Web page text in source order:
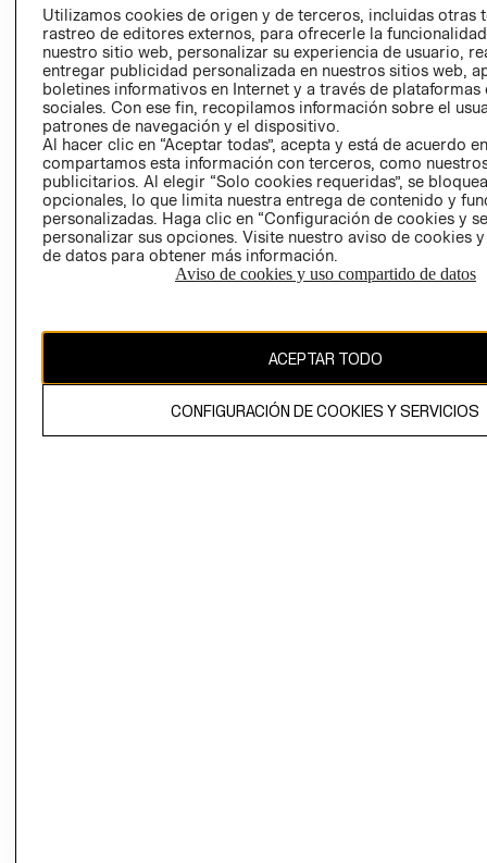
AVISO DE
PRIVACIDAD
GIFT CARD
AVISO DE
COOKIES
Chile ($)
El contenido de esta página web está protegido por copyright y es
propiedad de H&M Hennes & Mauritz AB.
Utilizamos cookies de origen y de terceros, incluidas otras
rastreo de editores externos, para ofrecerle la
nuestro sitio web, personalizar su experiencia de usuario,
entregar publicidad personalizada en nuestros sitios web,
boletines informativos en Internet y a través de plataformas
sociales. Con ese fin, recopilamos información sobre el
patrones de navegación y el dispositivo.
Al hacer clic en “Aceptar todas”, acepta y está de acuerdo
compartamos esta información con terceros, como
publicitarios. Al elegir “Solo cookies requeridas”, se
opcionales, lo que limita nuestra entrega de contenido y
personalizadas. Haga clic en “Configuración de cookies y
personalizar sus opciones. Visite nuestro aviso de cookies
de datos para obtener más información.
Aviso de cookies y uso compartido de datos
ACEPTAR TODO
CONFIGURACIÓN DE COOKIES Y SERVICIOS